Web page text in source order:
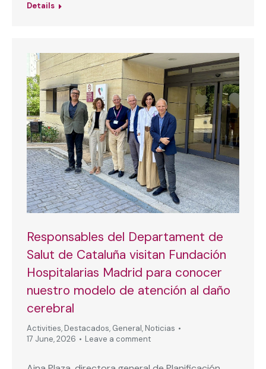
Details
Responsables del Departament de
Salut de Cataluña visitan Fundación
Hospitalarias Madrid para conocer
nuestro modelo de atención al daño
cerebral
Activities, Destacados, General, Noticias
17 June, 2026
Leave a comment